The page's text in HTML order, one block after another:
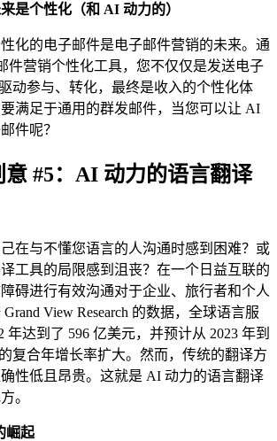
是个性化（和 AI 动力的）
化的电子邮件是电子邮件营销的未来。通
件营销个性化工具，您不仅仅是发送电子
动参与、转化，最终是收入的个性化体
满足于通用的群发邮件，当您可以让 AI
件呢？
意 #5：AI 动力的语言翻译
在与不懂您语言的人沟通时感到困难？或
工具的局限感到沮丧？在一个日益互联的
碍进行有效沟通对于企业、旅行者和个人
View Research 的数据，全球语言服
年达到了 596 亿美元，并预计从 2023 年到
复合年增长率扩大。然而，传统的翻译方
性低且昂贵。这就是 AI 动力的语言翻译
。
崛起